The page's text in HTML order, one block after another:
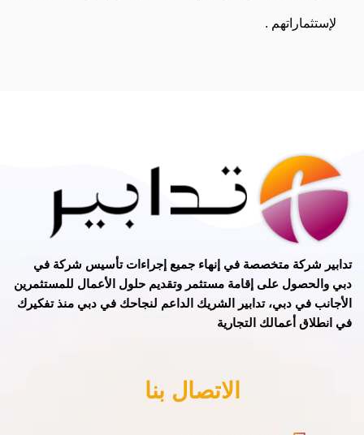
لإستثماراتهم .
تدابير شركة متخصصة في إنهاء جميع إجراءات تأسيس شركة في
دبي و الحصول على إقامة مستثمر وتقديم حلول الأعمال للمستثمرين
الأجانب في دبي، تدابير الشريك الداعم لنجاحك في دبي منذ تفكيرك
في انطلاق أعمالك التجارية
الاتصال بنا